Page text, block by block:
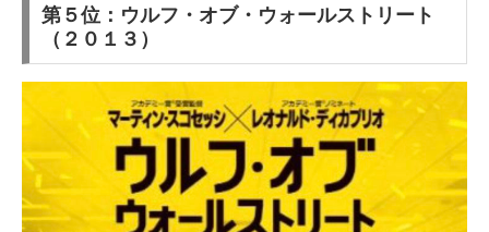
第５位：ウルフ・オブ・ウォールストリート
（２０１３）